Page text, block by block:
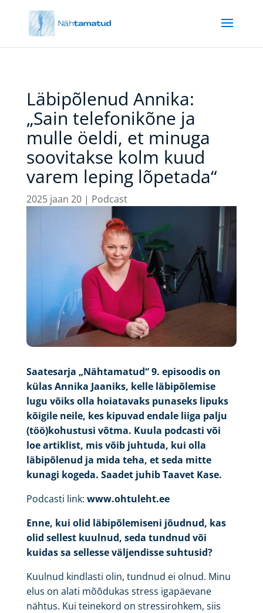
Läbipõlenud Annika:
„Sain telefonikõne ja
mulle öeldi, et minuga
soovitakse kolm kuud
varem leping lõpetada“
2025 jaan 20| Podcast
Saatesarja „Nähtamatud“ 9. episoodis on
külas Annika Jaaniks, kelle läbipõlemise
lugu võiks olla hoiatavaks punaseks lipuks
kõigile neile, kes kipuvad endale liiga palju
(töö)kohustusi võtma. Kuula podcasti või
loe artiklist, mis võib juhtuda, kui olla
läbipõlenud ja mida teha, et seda mitte
kunagi kogeda. Saadet juhib Taavet Kase.
Podcasti link: www.ohtuleht.ee
Enne, kui olid läbipõlemiseni jõudnud, kas
olid sellest kuulnud, seda tundnud või
kuidas sa sellesse väljendisse suhtusid?
Kuulnud kindlasti olin, tundnud ei olnud. Minu
elus on alati mõõdukas stress igapäevane
nähtus. Kui teinekord on stressirohkem, siis